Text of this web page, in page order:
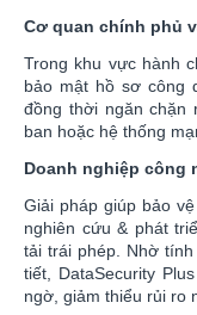
Cơ quan chính phủ
Trong khu vực hành
bảo mật hồ sơ công
đồng thời ngăn chặn
ban hoặc hệ thống
Doanh nghiệp công
Giải pháp giúp bảo
nghiên cứu & phát
tải trái phép. Nhờ
tiết, DataSecurity
ngờ, giảm thiểu rủi ro